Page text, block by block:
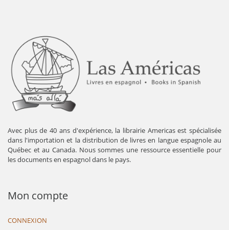
Avec plus de 40 ans d'expérience, la librairie Americas est spécialisée
dans l'importation et la distribution de livres en langue espagnole au
Québec et au Canada. Nous sommes une ressource essentielle pour
les documents en espagnol dans le pays.
Mon compte
CONNEXION